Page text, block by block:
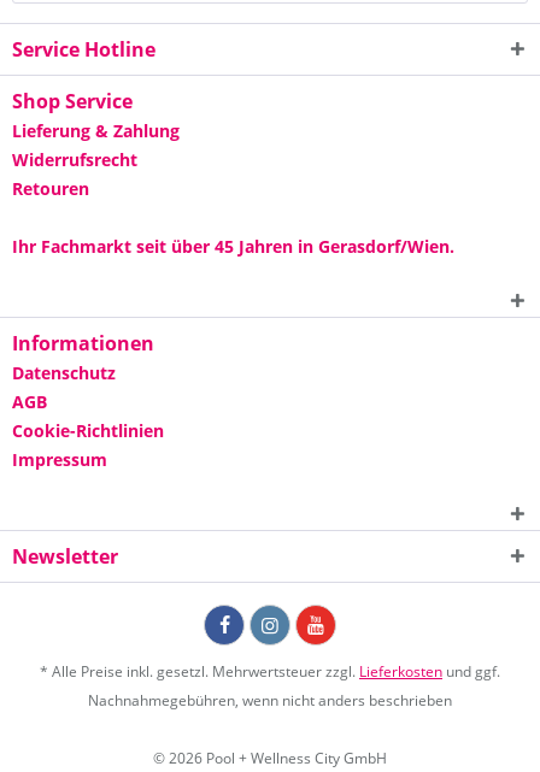
Service Hotline
Shop Service
Lieferung & Zahlung
Widerrufsrecht
Retouren
Ihr Fachmarkt seit über 45 Jahren in Gerasdorf/Wien.
Informationen
Datenschutz
AGB
Cookie-Richtlinien
Impressum
Newsletter
* Alle Preise inkl. gesetzl. Mehrwertsteuer zzgl. Lieferkosten und ggf.
Nachnahmegebühren, wenn nicht anders beschrieben
© 2026 Pool + Wellness City GmbH